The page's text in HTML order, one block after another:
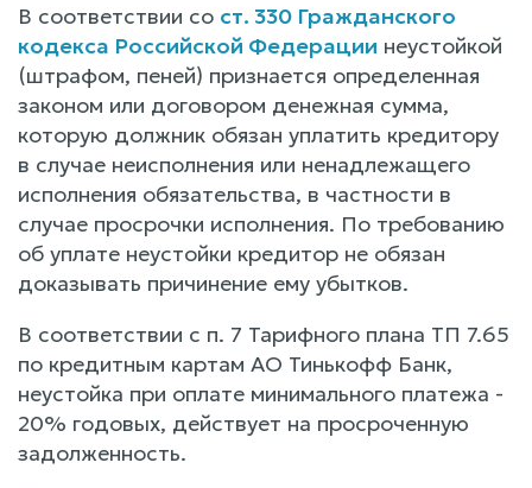
В соответствии со ст. 330 Гражданского
кодекса Российской Федерации неустойкой
(штрафом, пеней) признается определенная
законом или договором денежная сумма,
которую должник обязан уплатить кредитору
в случае неисполнения или ненадлежащего
исполнения обязательства, в частности в
случае просрочки исполнения. По требованию
об уплате неустойки кредитор не обязан
доказывать причинение ему убытков.
В соответствии с п. 7 Тарифного плана ТП 7.65
по кредитным картам АО Тинькофф Банк,
неустойка при оплате минимального платежа -
20% годовых, действует на просроченную
задолженность.